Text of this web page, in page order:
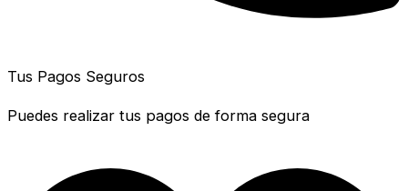
Tus Pagos Seguros
Puedes realizar tus pagos de forma segura